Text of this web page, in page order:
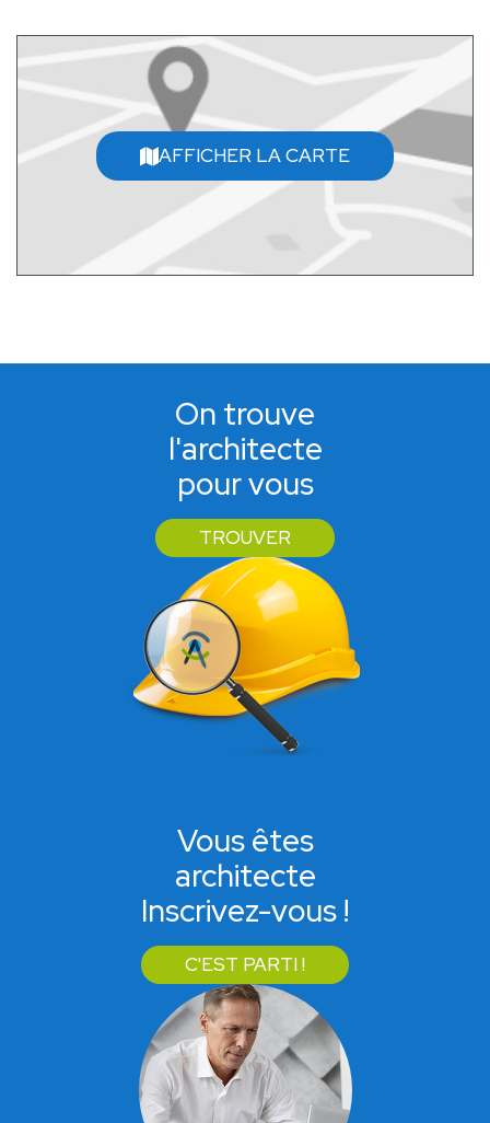
AFFICHER LA CARTE
On trouve
l'architecte
pour vous
TROUVER
Vous êtes
architecte
Inscrivez-vous !
C'EST PARTI !